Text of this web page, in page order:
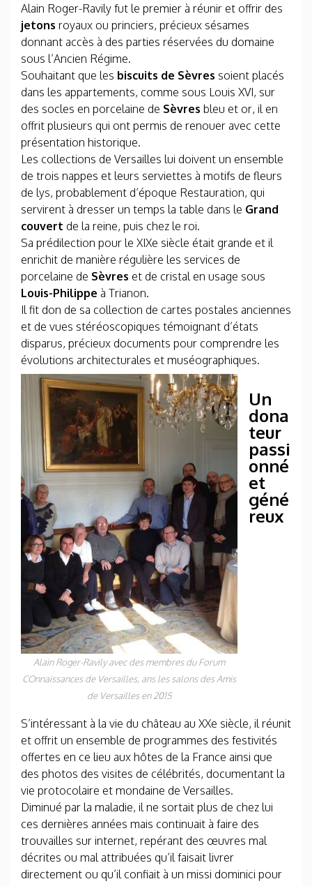
Alain Roger-Ravily fut le premier à réunir et offrir des
jetons royaux ou princiers, précieux sésames
donnant accès à des parties réservées du domaine
sous l’Ancien Régime.
Souhaitant que les biscuits de Sèvres soient placés
dans les appartements, comme sous Louis XVI, sur
des socles en porcelaine de Sèvres bleu et or, il en
offrit plusieurs qui ont permis de renouer avec cette
présentation historique.
Les collections de Versailles lui doivent un ensemble
de trois nappes et leurs serviettes à motifs de fleurs
de lys, probablement d’époque Restauration, qui
servirent à dresser un temps la table dans le Grand
couvert de la reine, puis chez le roi.
Sa prédilection pour le XIXe siècle était grande et il
enrichit de manière régulière les services de
porcelaine de Sèvres et de cristal en usage sous
Louis-Philippe à Trianon.
Il fit don de sa collection de cartes postales anciennes
et de vues stéréoscopiques témoignant d’états
disparus, précieux documents pour comprendre les
évolutions architecturales et muséographiques.
Alain Roger-Ravily avec des membres du Forum
COnnaissances de Versailles, ans les salons des Amis
de Versailles en 2015
Un
dona
teur
passi
onné
et
géné
reux
S’intéressant à la vie du château au XXe siècle, il réunit
et offrit un ensemble de programmes des festivités
offertes en ce lieu aux hôtes de la France ainsi que
des photos des visites de célébrités, documentant la
vie protocolaire et mondaine de Versailles.
Diminué par la maladie, il ne sortait plus de chez lui
ces dernières années mais continuait à faire des
trouvailles sur internet, repérant des œuvres mal
décrites ou mal attribuées qu’il faisait livrer
directement ou qu’il confiait à un missi dominici pour